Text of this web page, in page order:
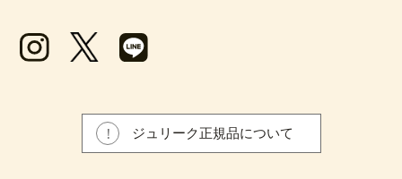
ジュリーク正規品について